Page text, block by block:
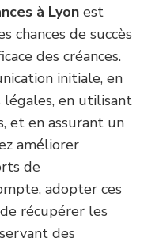
à Lyon est
chances de succès
des créances.
initiale, en
en utilisant
et en assurant un
améliorer
de
adopter ces
récupérer les
des